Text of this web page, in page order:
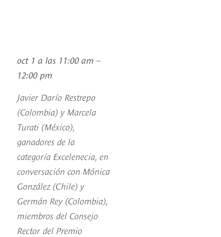
oct 1 a las 11:00 am –
12:00 pm
Javier Darío Restrepo
(Colombia) y Marcela
Turati (México),
ganadores de la
categoría Excelenecia, en
conversación con Mónica
González (Chile) y
Germán Rey (Colombia),
miembros del Consejo
Rector del Premio